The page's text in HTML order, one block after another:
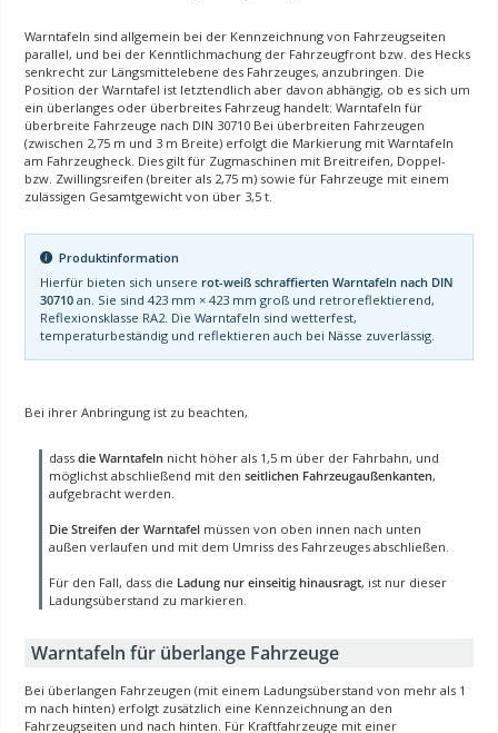
Warntafeln sind allgemein bei der Kennzeichnung von Fahrzeugseiten
parallel, und bei der Kenntlichmachung der Fahrzeugfront bzw. des Hecks
senkrecht zur Längsmittelebene des Fahrzeuges, anzubringen. Die
Position der Warntafel ist letztendlich aber davon abhängig, ob es sich um
ein überlanges oder überbreites Fahrzeug handelt: Warntafeln für
überbreite Fahrzeuge nach DIN 30710 Bei überbreiten Fahrzeugen
(zwischen 2,75 m und 3 m Breite) erfolgt die Markierung mit Warntafeln
am Fahrzeugheck. Dies gilt für Zugmaschinen mit Breitreifen, Doppel-
bzw. Zwillingsreifen (breiter als 2,75 m) sowie für Fahrzeuge mit einem
zulässigen Gesamtgewicht von über 3,5 t.
Produktinformation
Hierfür bieten sich unsere rot-weiß schraffierten Warntafeln nach DIN
30710an. Sie sind 423 mm × 423 mm groß und retroreflektierend,
Reflexionsklasse RA2. Die Warntafeln sind wetterfest,
temperaturbeständig und reflektieren auch bei Nässe zuverlässig.
Bei ihrer Anbringung ist zu beachten,
dassdie Warntafeln nicht höher als 1,5 m über der Fahrbahn, und
möglichst abschließend mit denseitlichen Fahrzeugaußenkanten,
aufgebracht werden.
Die Streifen der Warntafel müssen von oben innen nach unten
außen verlaufen und mit dem Umriss des Fahrzeuges abschließen.
Für den Fall, dass die Ladung nur einseitig hinausragt, ist nur dieser
Ladungsüberstand zu markieren.
Warntafeln für überlange Fahrzeuge
Bei überlangen Fahrzeugen (mit einem Ladungsüberstand von mehr als 1
m nach hinten) erfolgt zusätzlich eine Kennzeichnung an den
Fahrzeugseiten und nach hinten. Für Kraftfahrzeuge mit einer